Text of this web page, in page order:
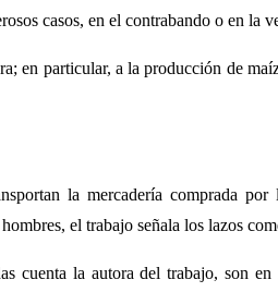
casos, en el contrabando o en la
particular, a la producción de
la mercadería comprada
el trabajo señala los lazos
cuenta la autora del trabajo, son